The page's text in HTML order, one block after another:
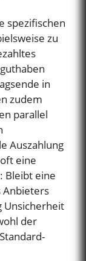
spezifischen
zu
in
zudem
parallel
Auszahlung
eine
Bleibt eine
Anbieters
Unsicherheit
der